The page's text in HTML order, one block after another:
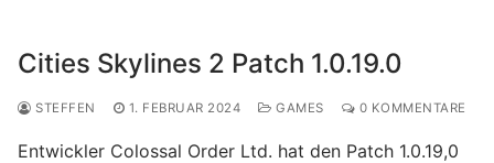
Cities Skylines 2 Patch 1.0.19.0
STEFFEN 1. FEBRUAR 2024 GAMES 0 KOMMENTARE
Entwickler Colossal Order Ltd. hat den Patch 1.0.19,0